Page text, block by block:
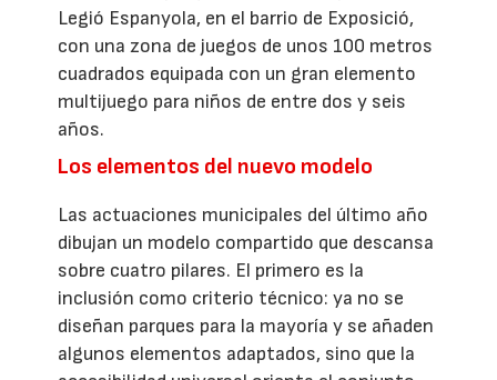
Legió Espanyola, en el barrio de Exposició,
con una zona de juegos de unos 100 metros
cuadrados equipada con un gran elemento
multijuego para niños de entre dos y seis
años.
Los elementos del nuevo modelo
Las actuaciones municipales del último año
dibujan un modelo compartido que descansa
sobre cuatro pilares. El primero es la
inclusión como criterio técnico: ya no se
diseñan parques para la mayoría y se añaden
algunos elementos adaptados, sino que la